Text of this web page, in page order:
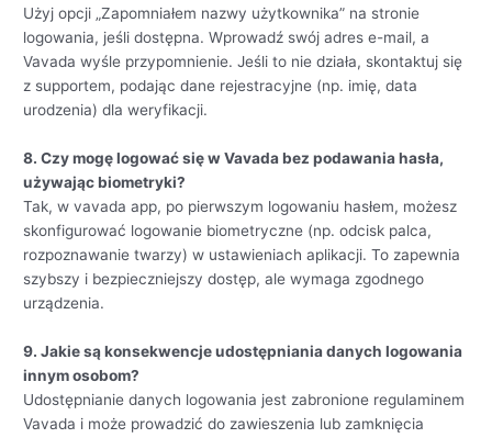
Użyj opcji „Zapomniałem nazwy użytkownika” na stronie
logowania, jeśli dostępna. Wprowadź swój adres e-mail, a
Vavada wyśle przypomnienie. Jeśli to nie działa, skontaktuj się
z supportem, podając dane rejestracyjne (np. imię, data
urodzenia) dla weryfikacji.
8. Czy mogę logować się w Vavada bez podawania hasła,
używając biometryki?
Tak, w vavada app, po pierwszym logowaniu hasłem, możesz
skonfigurować logowanie biometryczne (np. odcisk palca,
rozpoznawanie twarzy) w ustawieniach aplikacji. To zapewnia
szybszy i bezpieczniejszy dostęp, ale wymaga zgodnego
urządzenia.
9. Jakie są konsekwencje udostępniania danych logowania
innym osobom?
Udostępnianie danych logowania jest zabronione regulaminem
Vavada i może prowadzić do zawieszenia lub zamknięcia